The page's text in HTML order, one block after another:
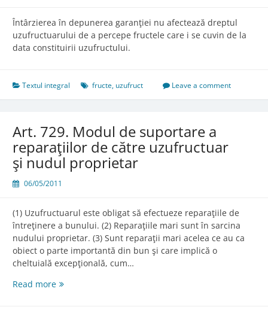
Întârzierea în depunerea garanţiei nu afectează dreptul
uzufructuarului de a percepe fructele care i se cuvin de la
data constituirii uzufructului.
Textul integral fructe, uzufruct Leave a comment
Art. 729. Modul de suportare a
reparaţiilor de către uzufructuar
şi nudul proprietar
06/05/2011
(1) Uzufructuarul este obligat să efectueze reparaţiile de
întreţinere a bunului. (2) Reparaţiile mari sunt în sarcina
nudului proprietar. (3) Sunt reparaţii mari acelea ce au ca
obiect o parte importantă din bun şi care implică o
cheltuială excepţională, cum…
Read moreArt.